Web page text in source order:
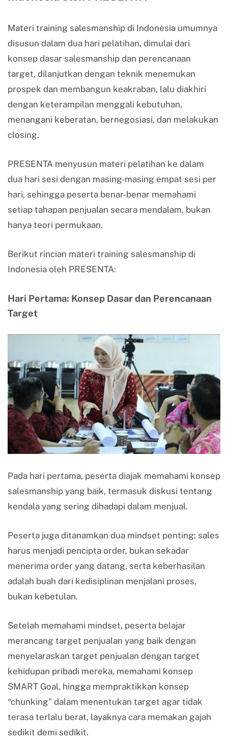
Materi training salesmanship di Indonesia umumnya
disusun dalam dua hari pelatihan, dimulai dari
konsep dasar salesmanship dan perencanaan
target, dilanjutkan dengan teknik menemukan
prospek dan membangun keakraban, lalu diakhiri
dengan keterampilan menggali kebutuhan,
menangani keberatan, bernegosiasi, dan melakukan
closing.
PRESENTA menyusun materi pelatihan ke dalam
dua hari sesi dengan masing-masing empat sesi per
hari, sehingga peserta benar-benar memahami
setiap tahapan penjualan secara mendalam, bukan
hanya teori permukaan.
Berikut rincian materi training salesmanship di
Indonesia oleh PRESENTA:
Hari Pertama: Konsep Dasar dan Perencanaan
Target
Pada hari pertama, peserta diajak memahami konsep
salesmanship yang baik, termasuk diskusi tentang
kendala yang sering dihadapi dalam menjual.
Peserta juga ditanamkan dua mindset penting: sales
harus menjadi pencipta order, bukan sekadar
menerima order yang datang, serta keberhasilan
adalah buah dari kedisiplinan menjalani proses,
bukan kebetulan.
Setelah memahami mindset, peserta belajar
merancang target penjualan yang baik dengan
menyelaraskan target penjualan dengan target
kehidupan pribadi mereka, memahami konsep
SMART Goal, hingga mempraktikkan konsep
“chunking” dalam menentukan target agar tidak
terasa terlalu berat, layaknya cara memakan gajah
sedikit demi sedikit.